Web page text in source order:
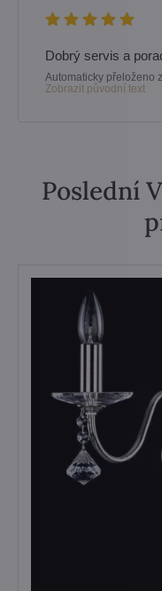
Dobrý servis a
Automaticky přeloženo
Zobrazit původní text
Poslední